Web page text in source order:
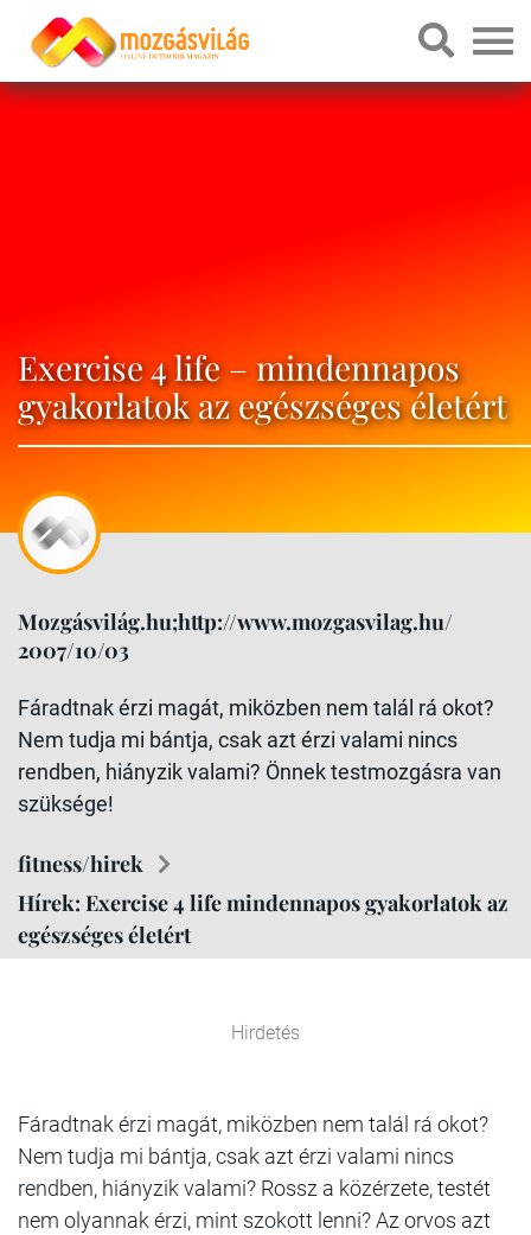
Exercise 4 life – mindennapos
gyakorlatok az egészséges életért
Mozgásvilág.hu;http://www.mozgasvilag.hu/
2007/10/03
Fáradtnak érzi magát, miközben nem talál rá okot?
Nem tudja mi bántja, csak azt érzi valami nincs
rendben, hiányzik valami? Önnek testmozgásra van
szüksége!
fitness/hirek
Hírek: Exercise 4 life mindennapos gyakorlatok az
egészséges életért
Hirdetés
Fáradtnak érzi magát, miközben nem talál rá okot?
Nem tudja mi bántja, csak azt érzi valami nincs
rendben, hiányzik valami? Rossz a közérzete, testét
nem olyannak érzi, mint szokott lenni? Az orvos azt